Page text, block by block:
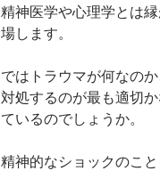
精神医学や心理学とは
場します。
ではトラウマが何なの
対処するのが最も適切
ているのでしょうか。
精神的なショックのこ